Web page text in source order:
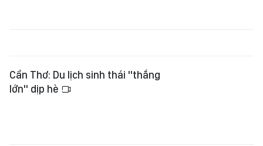
Cần Thơ: Du lịch sinh thái "thắng
lớn" dịp hè